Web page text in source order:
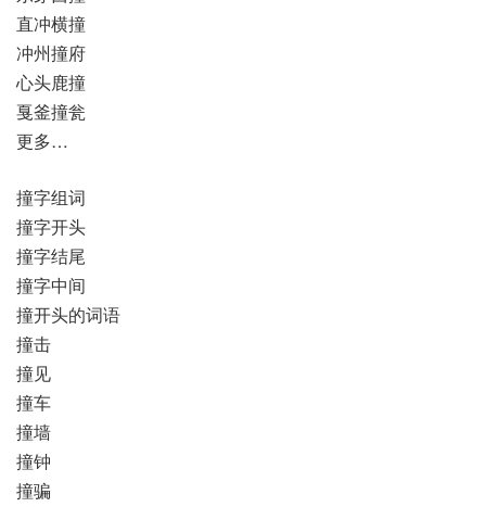
直冲横撞
冲州撞府
心头鹿撞
戛釜撞瓮
更多…
撞字组词
撞字开头
撞字结尾
撞字中间
撞开头的词语
撞击
撞见
撞车
撞墙
撞钟
撞骗